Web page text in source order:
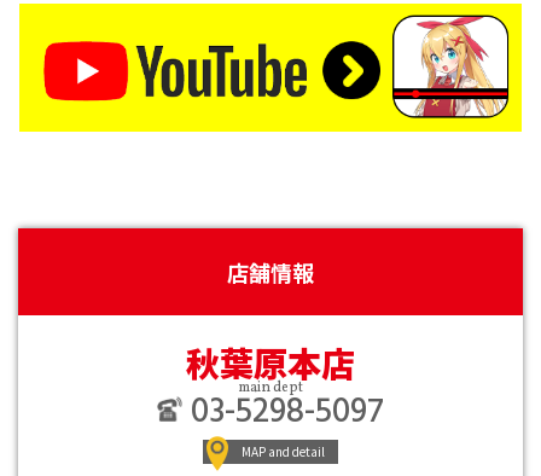
店舗情報
秋葉原本店
main dept
03-5298-5097
MAP and detail